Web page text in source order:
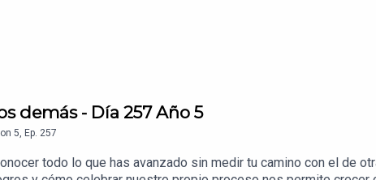
demás - Día 257 Año 5
5 Ep. 257
todo lo que has avanzado sin medir tu camino con el de